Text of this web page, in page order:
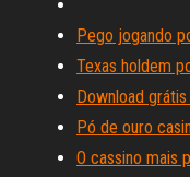
Pego jogando
Texas holdem
Download
Pó de ouro
O cassino mais